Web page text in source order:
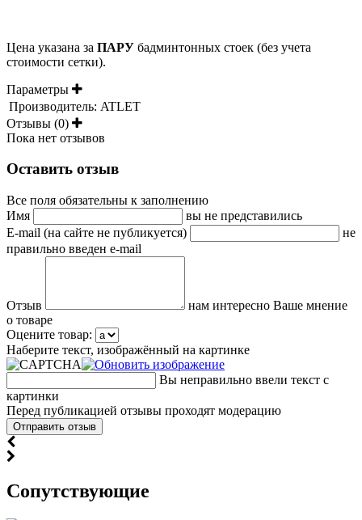
Цена указана за ПАРУ бадминтонных стоек (без учета
стоимости сетки).
Параметры
Производитель: ATLET
Отзывы (0)
Пока нет отзывов
Оставить отзыв
Все поля обязательны к заполнению
Имя
вы не представились
E-mail (на сайте не публикуется)
не
правильно введен e-mail
Отзыв
нам интересно Ваше мнение
о товаре
Оцените товар:
Наберите текст, изображённый на картинке
Вы неправильно ввели текст с
картинки
Перед публикацией отзывы проходят модерацию
Cопутствующие